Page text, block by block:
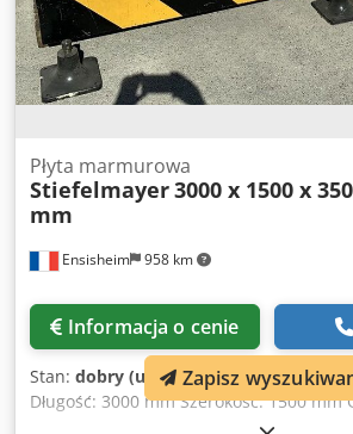
Ensisheim 958 km
Płyta marmurowa
Stiefelmayer3000 x 1500 x 350
mm
Informacja o cenie
Stan: dobry (używany), Płyta
Długość: 3000 mm Szerokość: 1500 mm
Crjdpfx Ajzmw H Een Tef Wysokość na
Zapisz